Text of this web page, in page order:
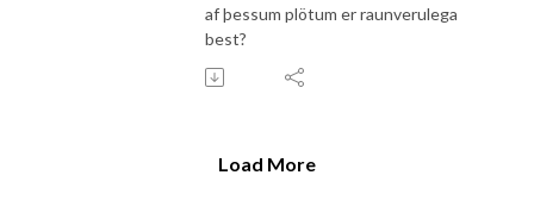
af þessum plötum er raunverulega
best?
Load More